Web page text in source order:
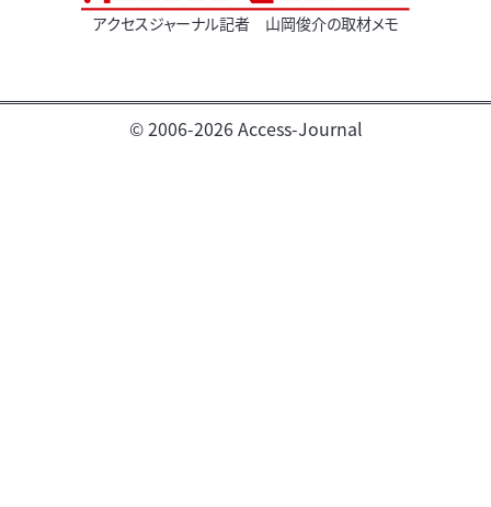
アクセスジャーナル記者 山岡俊介の取材メモ
© 2006-2026 Access-Journal